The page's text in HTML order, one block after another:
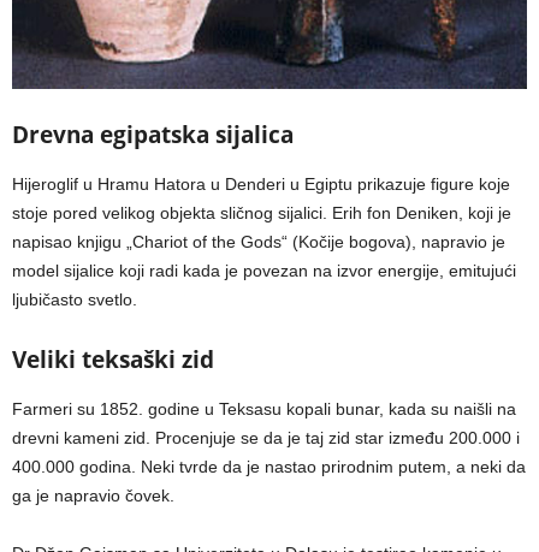
Drevna egipatska sijalica
Hijeroglif u Hramu Hatora u Denderi u Egiptu prikazuje figure koje
stoje pored velikog objekta sličnog sijalici. Erih fon Deniken, koji je
napisao knjigu „Chariot of the Gods“ (Kočije bogova), napravio je
model sijalice koji radi kada je povezan na izvor energije, emitujući
ljubičasto svetlo.
Veliki teksaški zid
Farmeri su 1852. godine u Teksasu kopali bunar, kada su naišli na
drevni kameni zid. Procenjuje se da je taj zid star između 200.000 i
400.000 godina. Neki tvrde da je nastao prirodnim putem, a neki da
ga je napravio čovek.